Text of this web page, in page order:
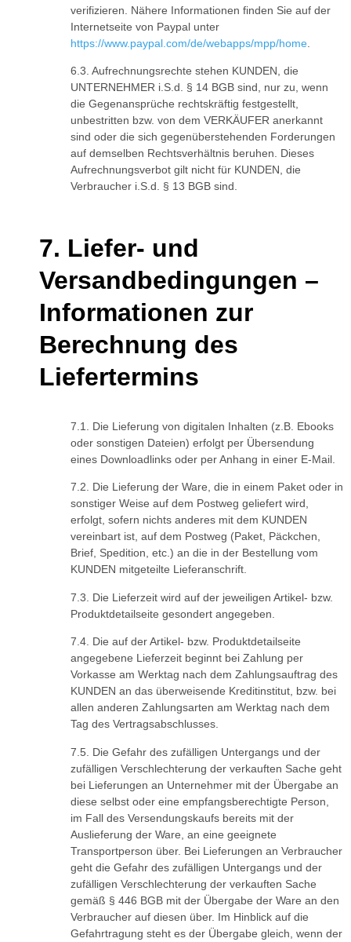
verifizieren. Nähere Informationen finden Sie auf der
Internetseite von Paypal unter
https://www.paypal.com/de/webapps/mpp/home
Aufrechnungsrechte stehen KUNDEN, die
UNTERNEHMER i.S.d. § 14 BGB sind, nur zu, wenn
die Gegenansprüche rechtskräftig festgestellt,
unbestritten bzw. von dem VERKÄUFER anerkannt
sind oder die sich gegenüberstehenden Forderungen
auf demselben Rechtsverhältnis beruhen. Dieses
Aufrechnungsverbot gilt nicht für KUNDEN, die
Verbraucher i.S.d. § 13 BGB sind.
Liefer- und
Versandbedingungen –
Informationen zur
Berechnung des
Liefertermins
Die Lieferung von digitalen Inhalten (z.B. Ebooks
oder sonstigen Dateien) erfolgt per Übersendung
eines Downloadlinks oder per Anhang in einer E-Mail.
Die Lieferung der Ware, die in einem Paket oder in
sonstiger Weise auf dem Postweg geliefert wird,
erfolgt, sofern nichts anderes mit dem KUNDEN
vereinbart ist, auf dem Postweg (Paket, Päckchen,
Brief, Spedition, etc.) an die in der Bestellung vom
KUNDEN mitgeteilte Lieferanschrift.
Die Lieferzeit wird auf der jeweiligen Artikel- bzw.
Produktdetailseite gesondert angegeben.
Die auf der Artikel- bzw. Produktdetailseite
angegebene Lieferzeit beginnt bei Zahlung per
Vorkasse am Werktag nach dem Zahlungsauftrag des
KUNDEN an das überweisende Kreditinstitut, bzw. bei
allen anderen Zahlungsarten am Werktag nach dem
Tag des Vertragsabschlusses.
Die Gefahr des zufälligen Untergangs und der
zufälligen Verschlechterung der verkauften Sache geht
bei Lieferungen an Unternehmer mit der Übergabe an
diese selbst oder eine empfangsberechtigte Person,
im Fall des Versendungskaufs bereits mit der
Auslieferung der Ware, an eine geeignete
Transportperson über. Bei Lieferungen an Verbraucher
geht die Gefahr des zufälligen Untergangs und der
zufälligen Verschlechterung der verkauften Sache
gemäß § 446 BGB mit der Übergabe der Ware an den
Verbraucher auf diesen über. Im Hinblick auf die
Gefahrtragung steht es der Übergabe gleich, wenn der